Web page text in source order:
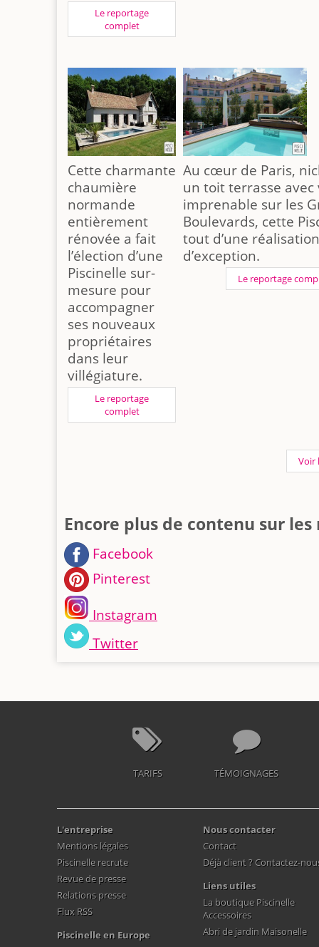
Le reportage
complet
Cette charmante
chaumière
normande
entièrement
rénovée a fait
l’élection d’une
Piscinelle sur-
mesure pour
accompagner
ses nouveaux
propriétaires
dans leur
villégiature.
Le reportage
complet
Au cœur de Paris,
un toit terrasse avec
imprenable sur les
Boulevards, cette
tout d’une réalisation
d’exception.
Le reportage
Voir
Encore plus de contenu sur
Facebook
Pinterest
Instagram
Twitter
TARIFS TÉMOIGNAGES
L'entreprise
Mentions légales
Piscinelle recrute
Revue de presse
Relations presse
Flux RSS
Piscinelle en Europe
Nous contacter
Contact
Déjà client ? Contactez-
Liens utiles
La boutique Piscinelle
Accessoires
Abri de jardin Maisonelle